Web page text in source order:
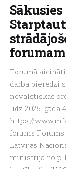
Forumā
darba pieredzi
nevalstiskās
līdz 2025. gada
https://
forums Forums
Latvijas
ministrijā no